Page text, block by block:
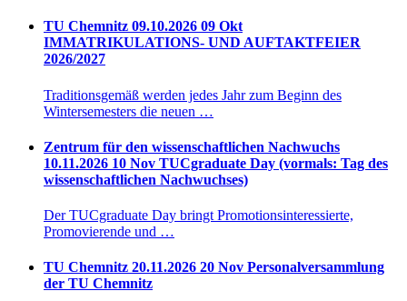
TU Chemnitz 09.10.2026 09 Okt
IMMATRIKULATIONS- UND AUFTAKTFEIER
2026/2027
Traditionsgemäß werden jedes Jahr zum Beginn des
Wintersemesters die neuen …
Zentrum für den wissenschaftlichen Nachwuchs
10.11.2026 10 Nov TUCgraduate Day (vormals: Tag des
wissenschaftlichen Nachwuchses)
Der TUCgraduate Day bringt Promotionsinteressierte,
Promovierende und …
TU Chemnitz 20.11.2026 20 Nov Personalversammlung
der TU Chemnitz